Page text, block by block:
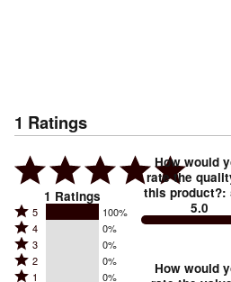
1 Ratings
1 Ratings
Rated
5
stars
by
5 100%
Rated
4
stars
4 0%
Rated
3
3 0%
Rated
2 0%
Rated
1 0%
How would
rate the
this product?:
5.0
How would